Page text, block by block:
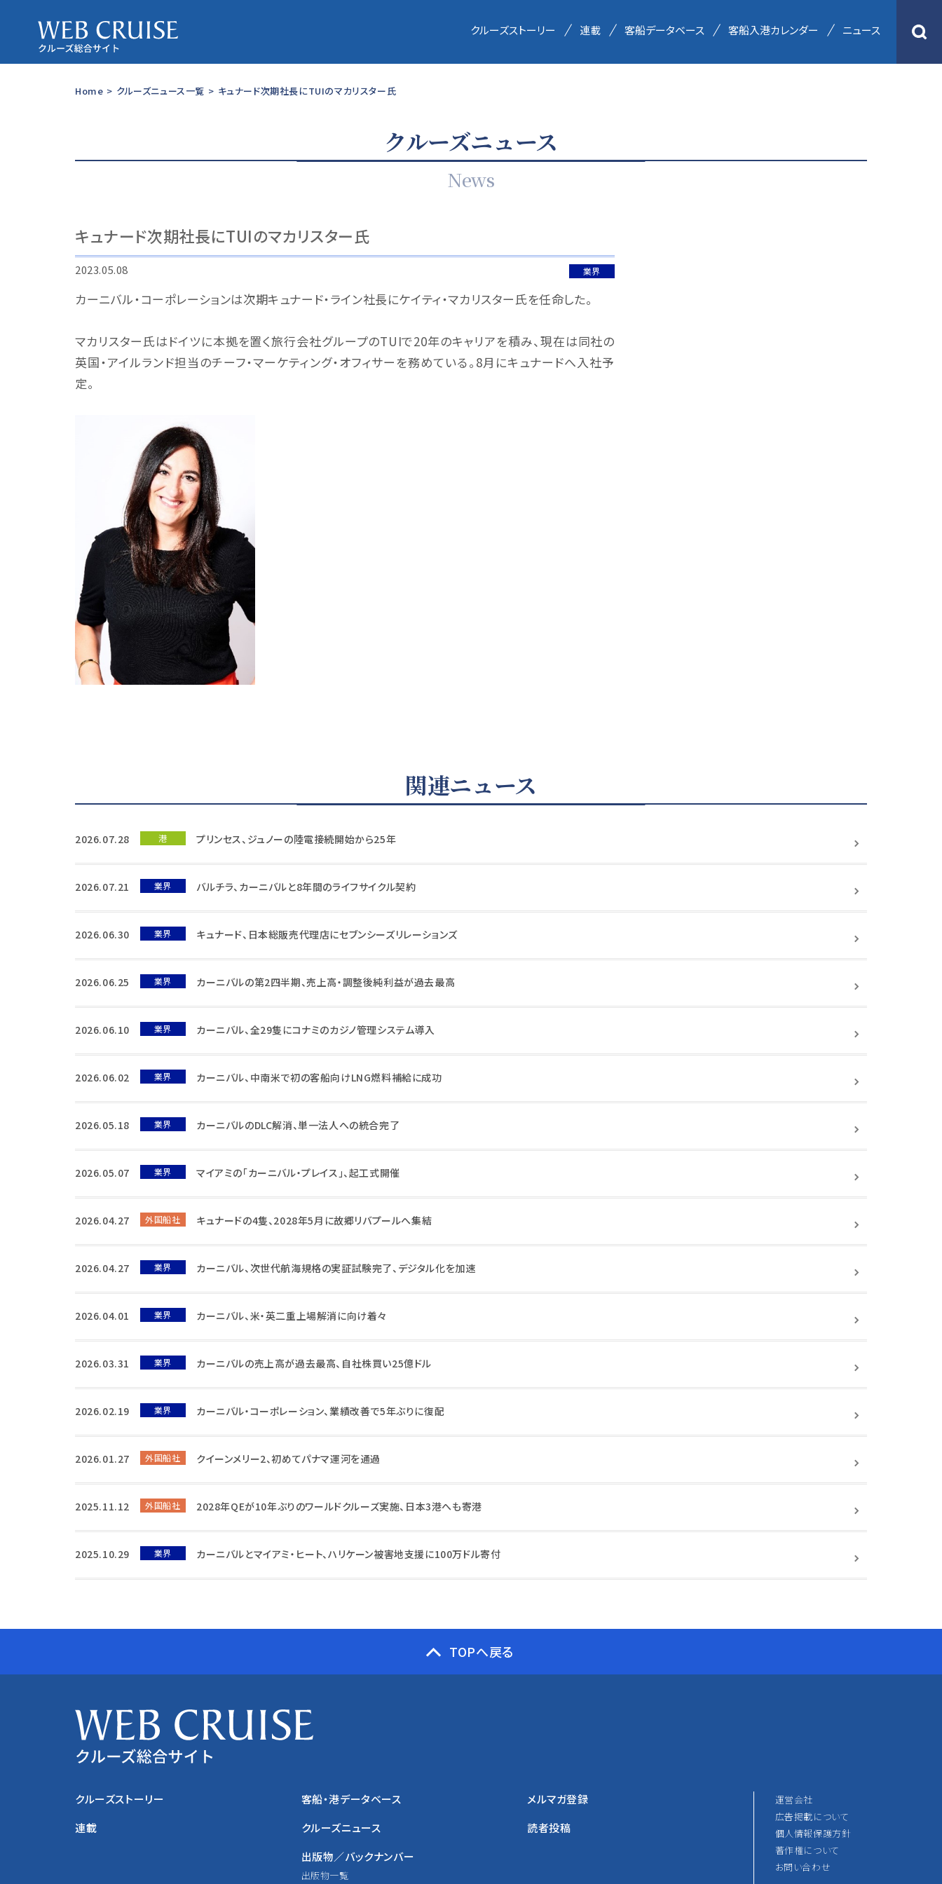
クルーズストーリー 連載 客船データベース 客船入港カレンダー ニュース
Home > クルーズニュース一覧 > キュナード次期社長にTUIのマカリスター氏
クルーズニュース
News
キュナード次期社長にTUIのマカリスター氏
2023.05.08 業界
カーニバル・コーポレーションは次期キュナード・ライン社長にケイティ・マカリスター氏を任命した。
マカリスター氏はドイツに本拠を置く旅行会社グループのTUIで20年のキャリアを積み、現在は同社の
英国・アイルランド担当のチーフ・マーケティング・オフィサーを務めている。8月にキュナードへ入社予
定。
関連ニュース
2026.07.28 港 プリンセス、ジュノーの陸電接続開始から25年
2026.07.21 業界 バルチラ、カーニバルと8年間のライフサイクル契約
2026.06.30 業界 キュナード、日本総販売代理店にセブンシーズリレーションズ
2026.06.25 業界 カーニバルの第2四半期、売上高・調整後純利益が過去最高
2026.06.10 業界 カーニバル、全29隻にコナミのカジノ管理システム導入
2026.06.02 業界 カーニバル、中南米で初の客船向けLNG燃料補給に成功
2026.05.18 業界 カーニバルのDLC解消、単一法人への統合完了
2026.05.07 業界 マイアミの「カーニバル・プレイス」、起工式開催
2026.04.27 外国船社 キュナードの4隻、2028年5月に故郷リバプールへ集結
2026.04.27 業界 カーニバル、次世代航海規格の実証試験完了、デジタル化を加速
2026.04.01 業界 カーニバル、米・英二重上場解消に向け着々
2026.03.31 業界 カーニバルの売上高が過去最高、自社株買い25億ドル
2026.02.19 業界 カーニバル・コーポレーション、業績改善で5年ぶりに復配
2026.01.27 外国船社 クイーンメリー2、初めてパナマ運河を通過
2025.11.12 外国船社 2028年QEが10年ぶりのワールドクルーズ実施、日本3港へも寄港
2025.10.29 業界 カーニバルとマイアミ・ヒート、ハリケーン被害地支援に100万ドル寄付
TOPへ戻る
クルーズストーリー
連載
客船・港データベース
クルーズニュース
出版物／バックナンバー
出版物一覧
メルマガ登録
読者投稿
運営会社
広告掲載について
個人情報保護方針
著作権について
お問い合わせ